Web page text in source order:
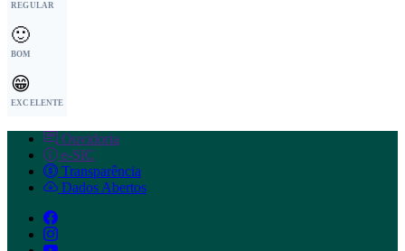
REGULAR
🙂
BOM
😁
EXCELENTE
Ouvidoria
e-SIC
Transparência
Dados Abertos